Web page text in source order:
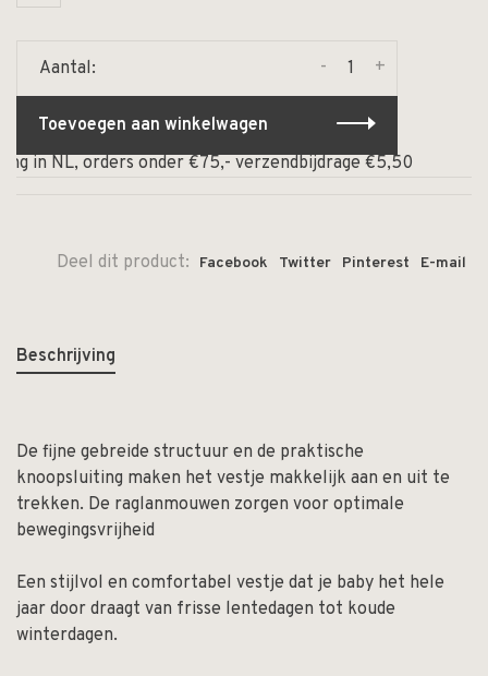
Aantal: +
-
Toevoegen aan winkelwagen
in NL, orders onder €75,- verzendbijdrage €5,50
Deel dit product: Facebook Twitter Pinterest E-mail
Beschrijving
De fijne gebreide structuur en de praktische
knoopsluiting maken het vestje makkelijk aan en uit te
trekken. De raglanmouwen zorgen voor optimale
bewegingsvrijheid
Een stijlvol en comfortabel vestje dat je baby het hele
jaar door draagt van frisse lentedagen tot koude
winterdagen.